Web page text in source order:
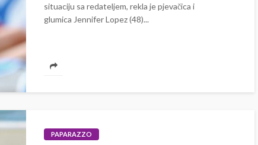
situaciju sa redateljem, rekla je pjevačica i
glumica Jennifer Lopez (48)...
PAPARAZZO